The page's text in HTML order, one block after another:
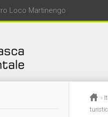
Loco Martinengo
»